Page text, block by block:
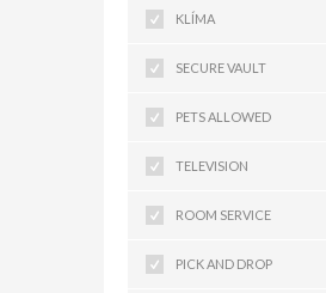
KLÍMA
SECURE VAULT
PETS ALLOWED
TELEVISION
ROOM SERVICE
PICK AND DROP